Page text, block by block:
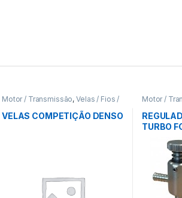
Motor / Transmissão,Velas / Fios /
VELAS COMPETIÇÃO DENSO
Motor /
TURBO